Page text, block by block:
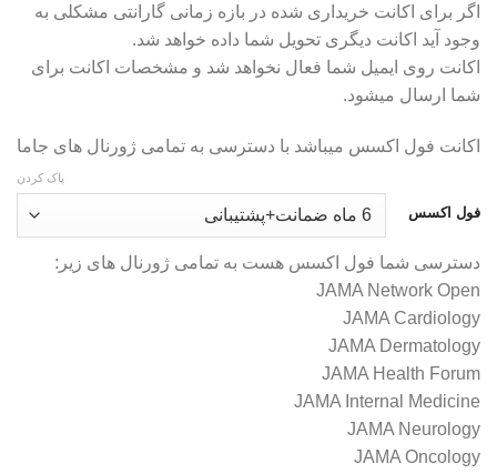
اگر برای اکانت خریداری شده در بازه زمانی گارانتی مشکلی به
وجود آید اکانت دیگری تحویل شما داده خواهد شد.
اکانت روی ایمیل شما فعال نخواهد شد و مشخصات اکانت برای
شما ارسال میشود.
اکانت فول اکسس میباشد با دسترسی به تمامی ژورنال های جاما
فول اکسس
پاک کردن
دسترسی شما فول اکسس هست به تمامی ژورنال های زیر:
JAMA Network Open
JAMA Cardiology
JAMA Dermatology
JAMA Health Forum
JAMA Internal Medicine
JAMA Neurology
JAMA Oncology